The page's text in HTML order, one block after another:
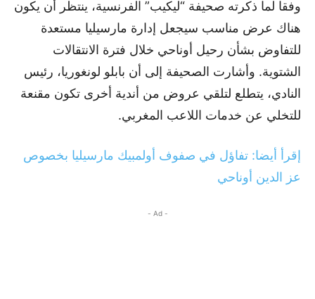
وفقا لما ذكرته صحيفة “ليكيب” الفرنسية، ينتظر أن يكون
هناك عرض مناسب سيجعل إدارة مارسيليا مستعدة
للتفاوض بشأن رحيل أوناحي خلال فترة الانتقالات
الشتوية. وأشارت الصحيفة إلى أن بابلو لونغوريا، رئيس
النادي، يتطلع لتلقي عروض من أندية أخرى تكون مقنعة
للتخلي عن خدمات اللاعب المغربي.
إقرأ أيضا: تفاؤل في صفوف أولمبيك مارسيليا بخصوص
عز الدين أوناحي
- Ad -